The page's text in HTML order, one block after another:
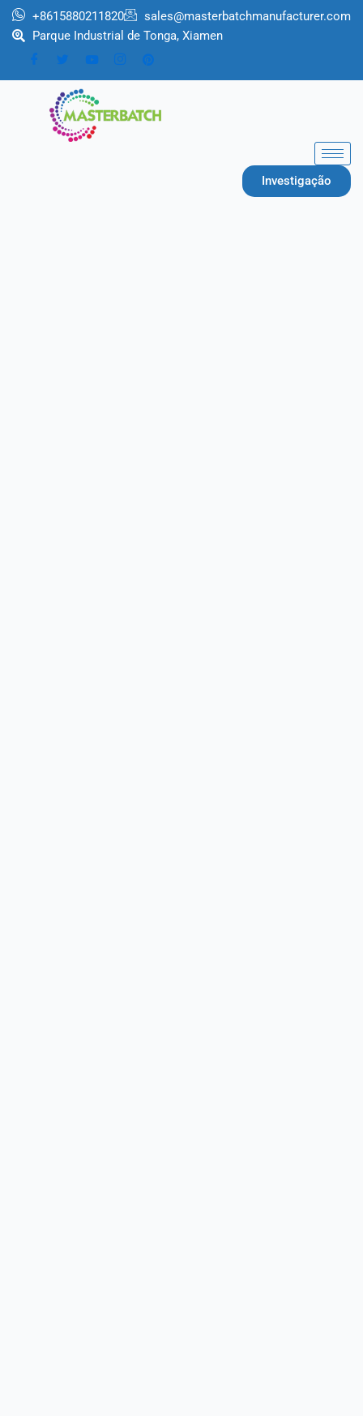
+8615880211820
sales@masterbatchmanufacturer.com
Parque Industrial de Tonga, Xiamen
Investigação